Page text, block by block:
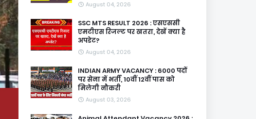
August 04, 2026
SSC MTS RESULT 2026 : एसएससी
एमटीएस रिजल्ट पर खतरा, देखें क्या है
अपडेट?
August 04, 2026
INDIAN ARMY VACANCY : 6000 पदों
पर सेना में भर्ती, 10वीं 12वीं पास को
मिलेगी नौकरी
August 03, 2026